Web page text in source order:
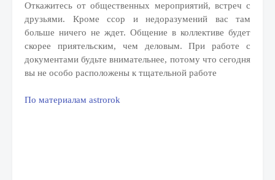
Откажитесь от общественных мероприятий, встреч с
друзьями. Кроме ссор и недоразумений вас там
больше ничего не ждет. Общение в коллективе будет
скорее приятельским, чем деловым. При работе с
документами будьте внимательнее, потому что сегодня
вы не особо расположены к тщательной работе
По материалам astrorok